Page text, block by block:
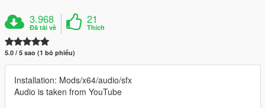
3.968
Đã tải về
21
Thích
5.0 / 5 sao (1 bỏ phiếu)
Installation: Mods/x64/audio/sfx
Audio is taken from YouTube